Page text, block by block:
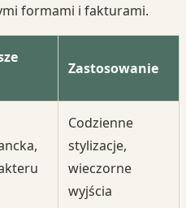
formami i fakturami.
Zastosowanie
Codzienne
stylizacje,
wieczorne
wyjścia